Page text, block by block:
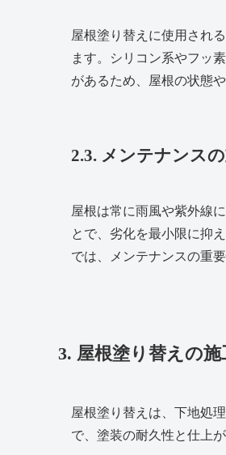
屋根塗り替えに使用され
ます。シリコン系やフッ
があるため、屋根の状態
2.3. メンテナンス
屋根は常に雨風や紫外線
とで、劣化を最小限に抑
では、メンテナンスの重
3. 屋根塗り替えの施
屋根塗り替えは、下地処
で、塗装の耐久性と仕上